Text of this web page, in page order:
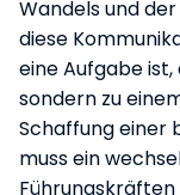
Wandels und
diese
eine Aufgabe
sondern zu
Schaffung einer
muss ein